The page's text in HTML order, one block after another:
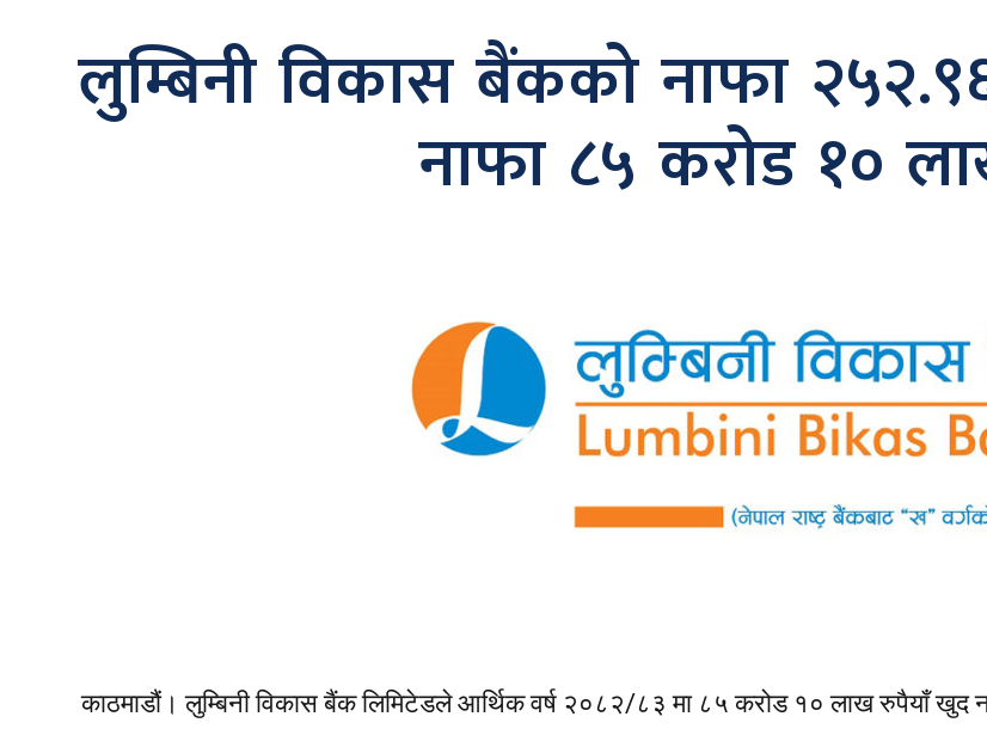
लुम्बिनी विकास बैंकको नाफा
नाफा ८५ करोड १०
काठमाडौं। लुम्बिनी विकास बैंक लिमिटेडले आर्थिक वर्ष २०८२/८३ मा ८५ करोड १० लाख रुपैयाँ खुद